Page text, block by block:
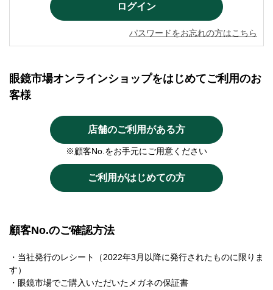
パスワードをお忘れの方はこちら
眼鏡市場オンラインショップをはじめてご利用のお
客様
店舗のご利用がある方
※顧客No.をお手元にご用意ください
ご利用がはじめての方
顧客No.のご確認方法
・当社発行のレシート（2022年3月以降に発行されたものに限りま
す）
・眼鏡市場でご購入いただいたメガネの保証書